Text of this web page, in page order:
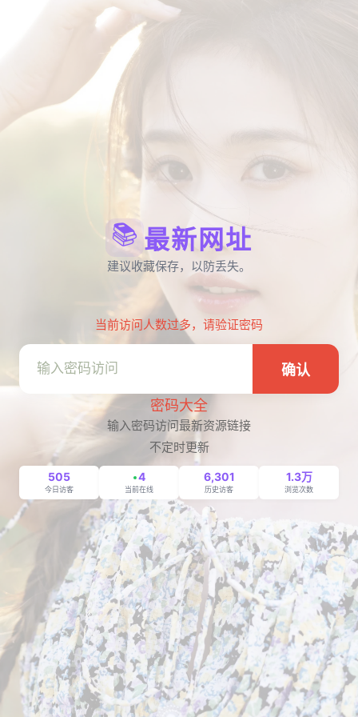
📚 最新网址
建议收藏保存，以防丢失。
当前访问人数过多，请验证密码
确认
密码大全
输入密码访问最新资源链接
不定时更新
505
今日访客
4
当前在线
6,301
历史访客
1.3万
浏览次数